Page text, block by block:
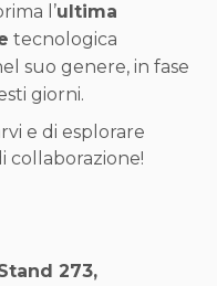
l’ultima
tecnologica
suo genere, in fase
giorni.
e di esplorare
collaborazione!
273,